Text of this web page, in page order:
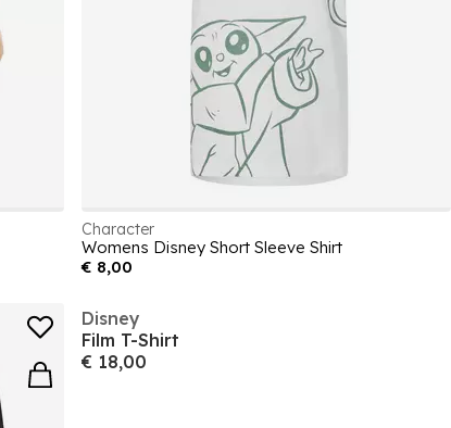
Character
Womens Disney Short Sleeve Shirt
€ 8,00
Disney
Film T-Shirt
€ 18,00